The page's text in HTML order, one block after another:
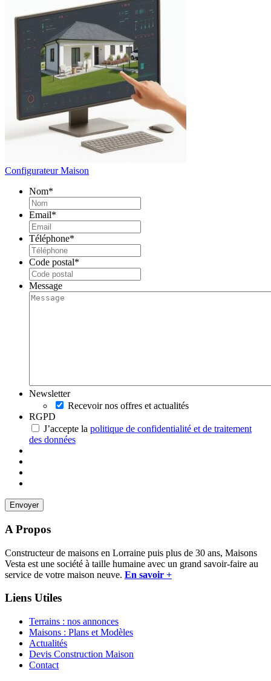
Configurateur Maison
Nom*
Email*
Téléphone*
Code postal*
Message
Newsletter
Recevoir nos offres et actualités
RGPD
J’accepte la politique de confidentialité et de traitement
des données
A Propos
Constructeur de maisons en Lorraine puis plus de 30 ans, Maisons
Vesta est une société à taille humaine avec un grand savoir-faire au
service de votre maison neuve. En savoir +
Liens Utiles
Terrains : nos annonces
Maisons : Plans et Modèles
Actualités
Devis Construction Maison
Contact